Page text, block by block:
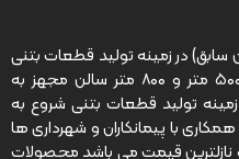
سابق) در زمینه تولید قطعات بتنی
از سال ۱۳۸۸ در زمینی به مساحت ۵۰۰۰ متر و ۸۰۰ متر سالن مجهز به
تولید قطعات بتنی شروع به
با پیمانکاران و شهرداری ها
نازلترین قیمت می باشد محصولات